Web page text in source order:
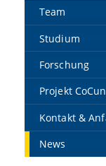
Team
Studium
Forschung
Projekt CoCun
Kontakt &
News